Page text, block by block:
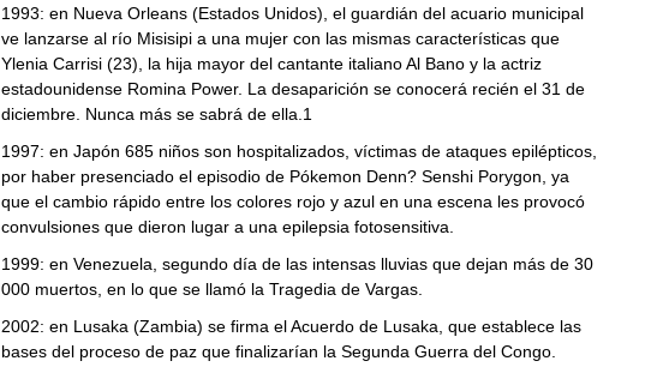
1993: en Nueva Orleans (Estados Unidos), el guardián del acuario municipal
ve lanzarse al río Misisipi a una mujer con las mismas características que
Ylenia Carrisi (23), la hija mayor del cantante italiano Al Bano y la actriz
estadounidense Romina Power. La desaparición se conocerá recién el 31 de
diciembre. Nunca más se sabrá de ella.1
1997: en Japón 685 niños son hospitalizados, víctimas de ataques epilépticos,
por haber presenciado el episodio de Pókemon Denn? Senshi Porygon, ya
que el cambio rápido entre los colores rojo y azul en una escena les provocó
convulsiones que dieron lugar a una epilepsia fotosensitiva.
1999: en Venezuela, segundo día de las intensas lluvias que dejan más de 30
000 muertos, en lo que se llamó la Tragedia de Vargas.
2002: en Lusaka (Zambia) se firma el Acuerdo de Lusaka, que establece las
bases del proceso de paz que finalizarían la Segunda Guerra del Congo.